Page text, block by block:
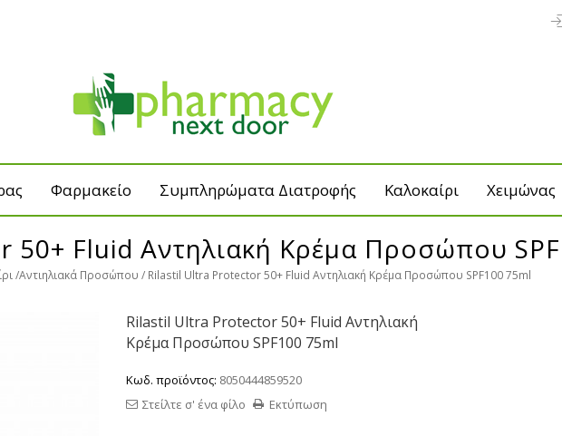
Φαρμακείο Συμπληρώματα Διατροφής Καλοκαίρι Χειμώνας
Fluid Αντηλιακή Κρέμα Προσώπου
Αντιηλιακά Προσώπου Rilastil Ultra Protector 50+ Fluid Αντηλιακή Κρέμα Προσώπου SPF100 75ml
Rilastil Ultra Protector 50+ Fluid Αντηλιακή
Κρέμα Προσώπου SPF100 75ml
Κωδ. προϊόντος: 8050444859520
Εκτύπωση
Στείλτε σ' ένα φίλο